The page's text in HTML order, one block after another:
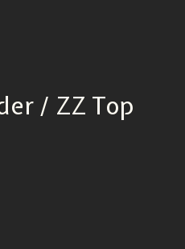
/ ZZ Top